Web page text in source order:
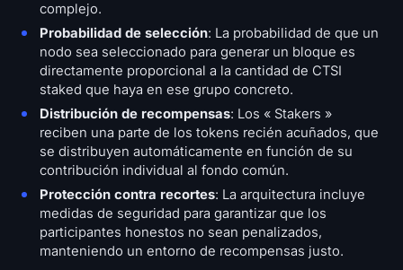
complejo.
Probabilidad de selección: La probabilidad de que un
nodo sea seleccionado para generar un bloque es
directamente proporcional a la cantidad de CTSI
staked que haya en ese grupo concreto.
Distribución de recompensas: Los « Stakers »
reciben una parte de los tokens recién acuñados, que
se distribuyen automáticamente en función de su
contribución individual al fondo común.
Protección contra recortes: La arquitectura incluye
medidas de seguridad para garantizar que los
participantes honestos no sean penalizados,
manteniendo un entorno de recompensas justo.